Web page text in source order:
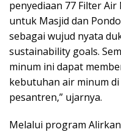
penyediaan 77 Filter
untuk Masjid dan
sebagai wujud nyata
sustainability goals.
minum ini dapat
kebutuhan air minum
pesantren,” ujarnya.
Melalui program